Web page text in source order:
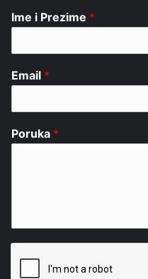
Ime i Prezime *
Email *
Poruka *